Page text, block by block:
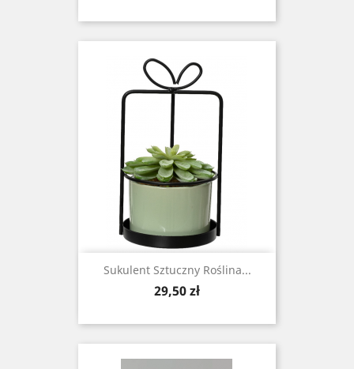
Sukulent Sztuczny Roślina...
Cena
29,50 zł